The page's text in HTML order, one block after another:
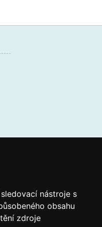
nástroje s
obsahu
zdroje